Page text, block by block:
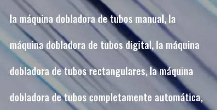
la máquina dobladora de tubos manual, la
máquina dobladora de tubos digital, la máquina
dobladora de tubos rectangulares, la máquina
dobladora de tubos completamente automática,